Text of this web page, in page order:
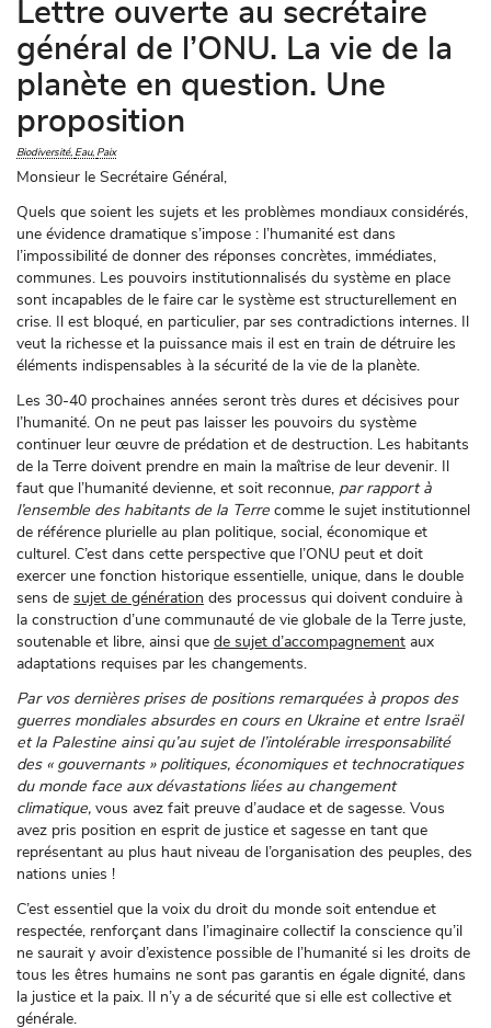
Lettre ouverte au secrétaire
général de l’ONU. La vie de la
planète en question. Une
proposition
Biodiversité Eau Paix
Monsieur le Secrétaire Général,
Quels que soient les sujets et les problèmes mondiaux considérés,
une évidence dramatique s’impose : l’humanité est dans
l’impossibilité de donner des réponses concrètes, immédiates,
communes. Les pouvoirs institutionnalisés du système en place
sont incapables de le faire car le système est structurellement en
crise. Il est bloqué, en particulier, par ses contradictions internes. Il
veut la richesse et la puissance mais il est en train de détruire les
éléments indispensables à la sécurité de la vie de la planète.
Les 30-40 prochaines années seront très dures et décisives pour
l’humanité. On ne peut pas laisser les pouvoirs du système
continuer leur œuvre de prédation et de destruction. Les habitants
de la Terre doivent prendre en main la maîtrise de leur devenir. Il
faut que l’humanité devienne, et soit reconnue, par rapport à
l’ensemble des habitants de la Terre comme le sujet institutionnel
de référence plurielle au plan politique, social, économique et
culturel. C’est dans cette perspective que l’ONU peut et doit
exercer une fonction historique essentielle, unique, dans le double
sens de sujet de génération des processus qui doivent conduire à
la construction d’une communauté de vie globale de la Terre juste,
soutenable et libre, ainsi que de sujet d’accompagnement aux
adaptations requises par les changements.
Par vos dernières prises de positions remarquées à propos des
guerres mondiales absurdes en cours en Ukraine et entre Israël
et la Palestine ainsi qu’au sujet de l’intolérable irresponsabilité
des « gouvernants » politiques, économiques et technocratiques
du monde face aux dévastations liées au changement
climatique, vous avez fait preuve d’audace et de sagesse. Vous
avez pris position en esprit de justice et sagesse en tant que
représentant au plus haut niveau de l’organisation des peuples, des
nations unies !
C’est essentiel que la voix du droit du monde soit entendue et
respectée, renforçant dans l’imaginaire collectif la conscience qu’il
ne saurait y avoir d’existence possible de l’humanité si les droits de
tous les êtres humains ne sont pas garantis en égale dignité, dans
la justice et la paix. Il n’y a de sécurité que si elle est collective et
générale.